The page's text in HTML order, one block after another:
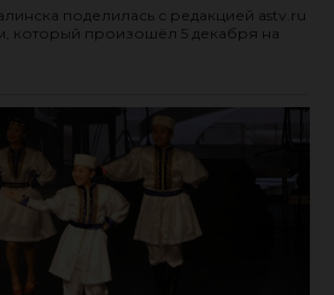
поделилась с редакцией astv.ru
который произошёл 5 декабря на